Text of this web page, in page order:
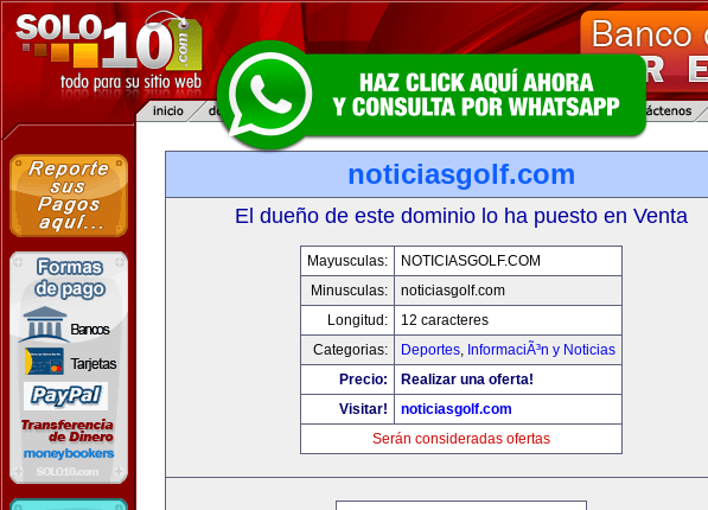
noticiasgolf.com
El dueño de este dominio lo ha puesto en Venta
Mayusculas:
NOTICIASGOLF.COM
Minusculas:
noticiasgolf.com
Longitud:
12 caracteres
Categorias:
Deportes, InformaciÃ³n y Noticias
Precio:
Realizar una oferta!
Visitar!
noticiasgolf.com
Serán consideradas ofertas